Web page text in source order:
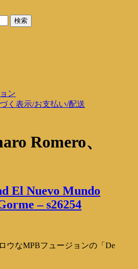
ン
く表示/お支払い/配送
Romero、
El Nuevo Mundo
– s26254
ウなMPBフュージョンの「De